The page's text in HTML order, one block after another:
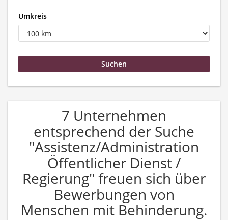
Umkreis
7 Unternehmen
entsprechend der Suche
"Assistenz/Administration
Öffentlicher Dienst /
Regierung" freuen sich über
Bewerbungen von
Menschen mit Behinderung.